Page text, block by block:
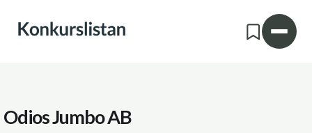
Odios Jumbo AB